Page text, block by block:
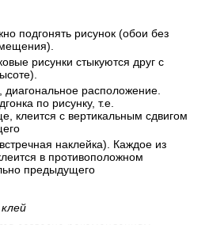
подгонять рисунок (обои без
рисунки стыкуются друг с
расположение.
по рисунку, т.е.
клеится с вертикальным сдвигом
наклейка). Каждое из
в противоположном
предыдущего